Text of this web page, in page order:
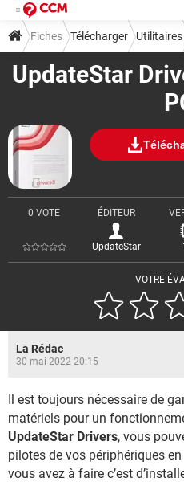
UpdateStar
VOTRE
0 VOTE ÉDITEUR
UpdateStar
Fiches Télécharger Utilitaires
La Rédac
30 mai 2022 20:15
Il est toujours nécessaire de
matériels pour un
UpdateStar Drivers, vous
pilotes de vos périphériques
vous avez à faire c’est